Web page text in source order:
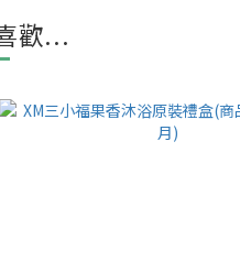
歡...